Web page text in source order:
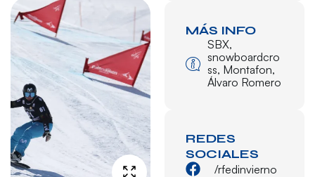
MÁS INFO
SBX,
snowboardcro
ss, Montafon,
Álvaro Romero
REDES
SOCIALES
/rfedinvierno